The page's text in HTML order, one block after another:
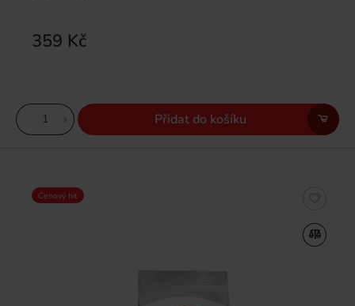
359 Kč
Přidat do košíku
Cenový hit